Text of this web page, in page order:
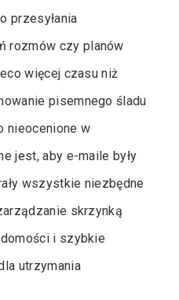
przesyłania
rozmów czy planów
więcej czasu niż
pisemnego śladu
nieocenione w
jest, aby e-maile były
wszystkie niezbędne
skrzynką
i szybkie
utrzymania